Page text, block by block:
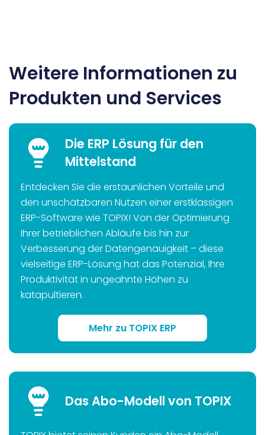
Weitere Informationen zu
Produkten und Services
Die ERP Lösung für den
Mittelstand
Entdecken Sie die erstaunlichen Vorteile und
den unschätzbaren Nutzen einer erstklassigen
ERP-Software wie TOPIX! Von der Optimierung
Ihrer betrieblichen Abläufe bis hin zur
Verbesserung der Datengenauigkeit – diese
vielseitige ERP-Lösung hat das Potenzial, Ihre
Produktivität in ungeahnte Höhen zu
katapultieren.
Mehr zu TOPIX ERP
Das Abo-Modell von TOPIX